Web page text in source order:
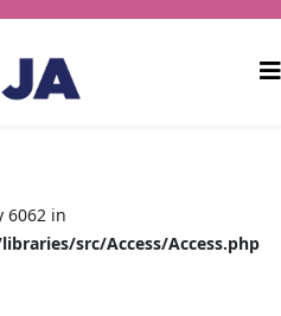
6062 in
src/Access/Access.php